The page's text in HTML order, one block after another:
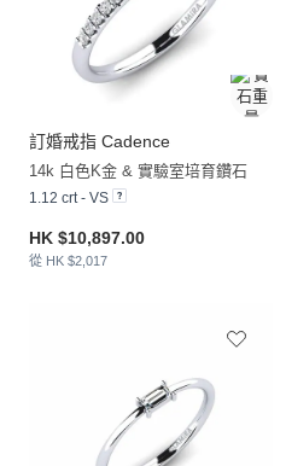
訂婚戒指 Cadence
14k 白色K金 & 實驗室培育鑽石
1.12 crt - VS
HK $10,897.00
從 HK $2,017